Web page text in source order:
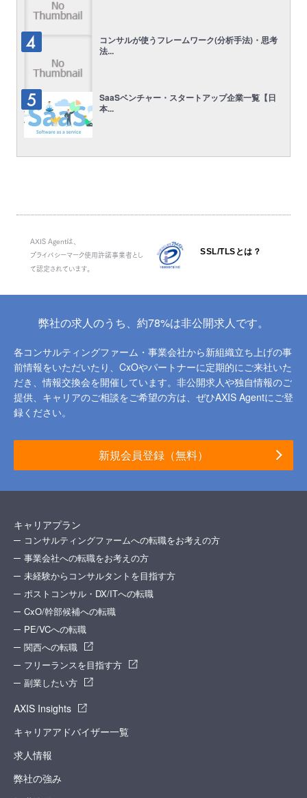
コンサルが使うフレームワーク(分析手法)・思考
法...
SaaSベンチャー・スタートアップ企業一覧【日
本...
AXIS Agentは、
プライバシーマーク使用許諾事業者とし
て認定されています。
SSL/TLSとは？
弊社の求人のうち、約78%は非公開求人です。
各コンサルティングファーム・事業会社から新組織立ち上げの事
前情報をいただいたり、 CxOやパートナーに定期的にご来社いた
だき、情報交換会を開催しています。 非公開求人や独自情報のご
提供、キャリアのご相談をご希望の方は、ぜひAXIS Agentにご登
録ください。
新規会員登録（無料）
キャリアプラン
コンサルティングファームへの転職をお考えの方
事業会社への転職をお考えの方
未経験からコンサルタントを目指す方
ポストコンサル・DX/ITへの転職
CxO/幹部候補への転職
PE/VCへの転職
関西への転職
フリーランスを目指す方
副業したい方
AXIS Insights
キャリアアドバイザー一覧
求人情報
弊社の強み